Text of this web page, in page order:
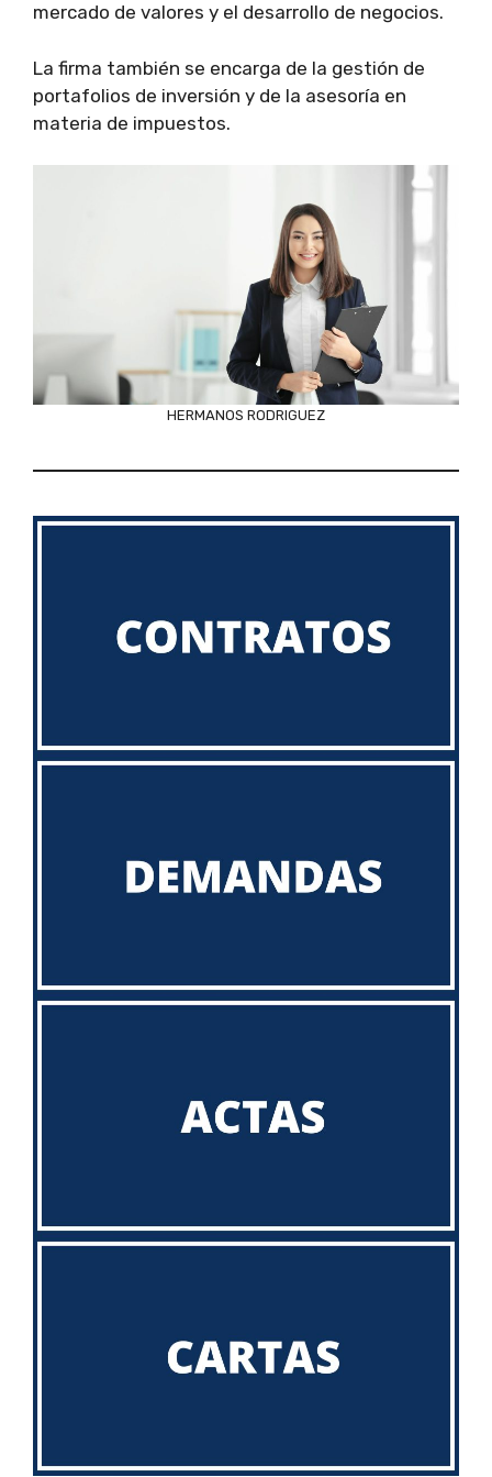
mercado de valores y el desarrollo de negocios.
La firma también se encarga de la gestión de
portafolios de inversión y de la asesoría en
materia de impuestos.
HERMANOS RODRIGUEZ